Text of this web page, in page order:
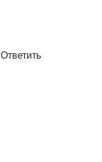
Ответить